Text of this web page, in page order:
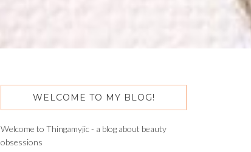
WELCOME TO MY BLOG!
Welcome to Thingamyjic - a blog about beauty
obsessions